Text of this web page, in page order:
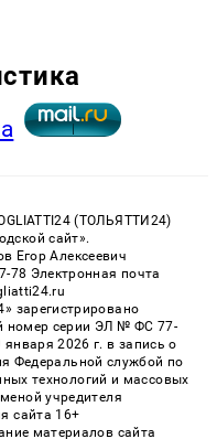
(ТОЛЬЯТТИ24)
сайт».
Егор Алексеевич
78 Электронная почта
зарегистрировано
номер серии ЭЛ № ФС 77-
2026 г. в запись о
Федеральной службой по
технологий и массовых
учредителя
сайта 16+
материалов сайта